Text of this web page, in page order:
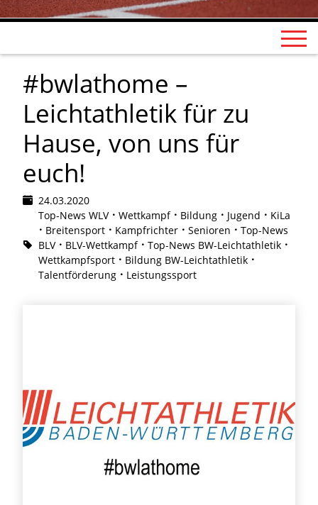
#bwlathome –
Leichtathletik für zu
Hause, von uns für
euch!
24.03.2020
Top-News WLV
Wettkampf Bildung Jugend
KiLa
Breitensport
Kampfrichter Senioren
Top-News
BLV
BLV-Wettkampf
Top-News BW-Leichtathletik
Wettkampfsport
Bildung BW-Leichtathletik
Talentförderung
Leistungssport